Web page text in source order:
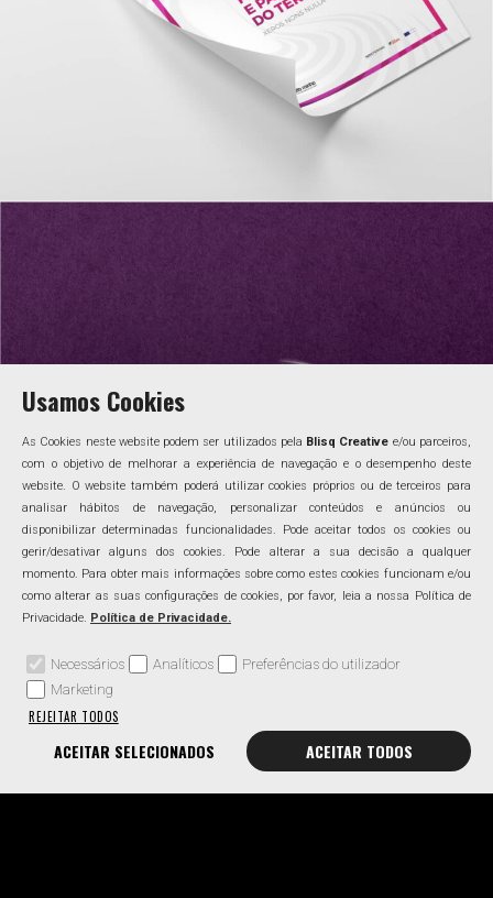
Usamos Cookies
As Cookies neste website podem ser utilizados pela Blisq Creative e/ou parceiros,
com o objetivo de melhorar a experiência de navegação e o desempenho deste
website. O website também poderá utilizar cookies próprios ou de terceiros para
analisar hábitos de navegação, personalizar conteúdos e anúncios ou
disponibilizar determinadas funcionalidades. Pode aceitar todos os cookies ou
gerir/desativar alguns dos cookies. Pode alterar a sua decisão a qualquer
momento. Para obter mais informações sobre como estes cookies funcionam e/ou
como alterar as suas configurações de cookies, por favor, leia a nossa Política de
Privacidade. Política de Privacidade.
Necessários Analíticos
Preferências do utilizador
Marketing
REJEITAR TODOS
ACEITAR SELECIONADOS ACEITAR TODOS